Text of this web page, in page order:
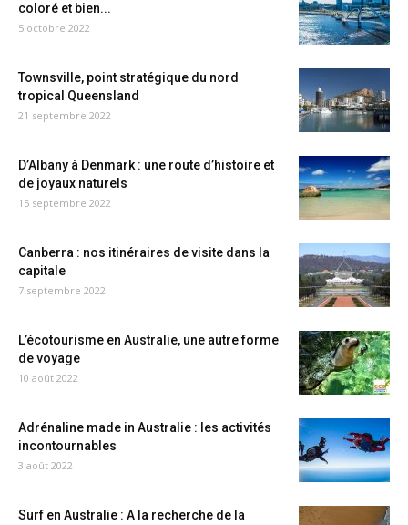
coloré et bien...
5 octobre 2022
Townsville, point stratégique du nord
tropical Queensland
21 septembre 2022
D’Albany à Denmark : une route d’histoire et
de joyaux naturels
15 septembre 2022
Canberra : nos itinéraires de visite dans la
capitale
7 septembre 2022
L’écotourisme en Australie, une autre forme
de voyage
10 août 2022
Adrénaline made in Australie : les activités
incontournables
3 août 2022
Surf en Australie : A la recherche de la